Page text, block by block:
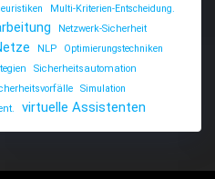
Multi-Kriterien-Entscheidung.
Netzwerk-Sicherheit
NLP
Optimierungstechniken
Sicherheitsautomation
Simulation
virtuelle Assistenten